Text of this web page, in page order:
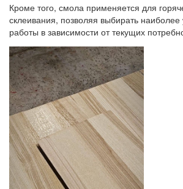
Кроме того, смола применяется для
склеивания, позволяя выбирать
работы в зависимости от текущих